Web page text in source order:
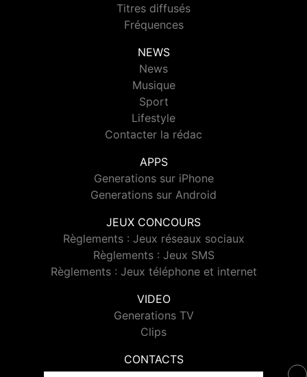
Titres diffusés
Fréquences
NEWS
News
Musique
Sport
Lifestyle
Contacter la rédac
APPS
Generations sur iPhone
Generations sur Android
JEUX CONCOURS
Règlements : Jeux réseaux sociaux
Règlements : Jeux SMS
Règlements : Jeux téléphone et internet
VIDEO
Generations TV
Clips
CONTACTS